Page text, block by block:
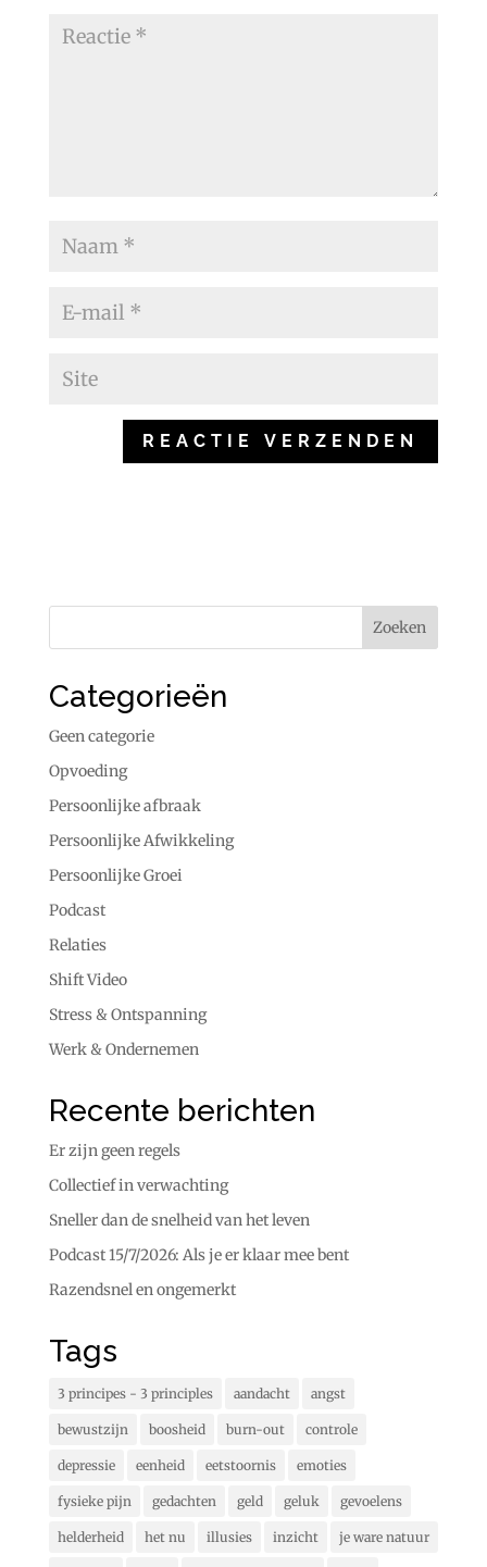
Categorieën
Geen categorie
Opvoeding
Persoonlijke afbraak
Persoonlijke Afwikkeling
Persoonlijke Groei
Podcast
Relaties
Shift Video
Stress & Ontspanning
Werk & Ondernemen
Recente berichten
Er zijn geen regels
Collectief in verwachting
Sneller dan de snelheid van het leven
Podcast 15/7/2026: Als je er klaar mee bent
Razendsnel en ongemerkt
Tags
3 principes - 3 principles aandacht angst
bewustzijn boosheid burn-out controle
depressie eenheid eetstoornis emoties
fysieke pijn gedachten geld geluk gevoelens
helderheid het nu illusies inzicht je ware natuur